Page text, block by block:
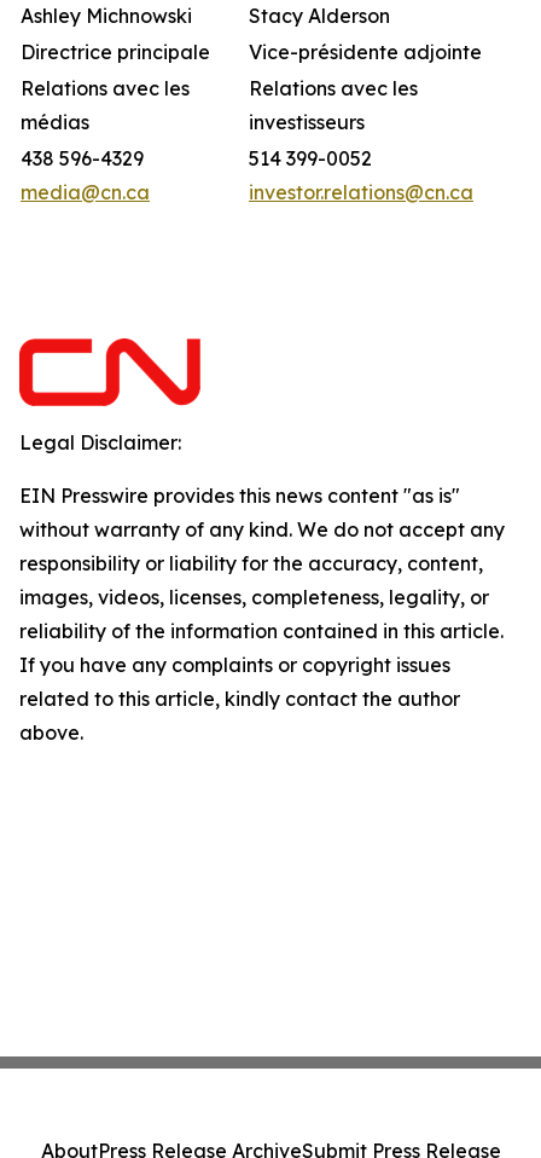
Ashley Michnowski
Stacy Alderson
Directrice principale
Vice-présidente adjointe
Relations avec les
médias
Relations avec les
investisseurs
438 596-4329
media@cn.ca
514 399-0052
investor.relations@cn.ca
Legal Disclaimer:
EIN Presswire provides this news content "as is"
without warranty of any kind. We do not accept any
responsibility or liability for the accuracy, content,
images, videos, licenses, completeness, legality, or
reliability of the information contained in this article.
If you have any complaints or copyright issues
related to this article, kindly contact the author
above.
AboutPress Release ArchiveSubmit Press Release